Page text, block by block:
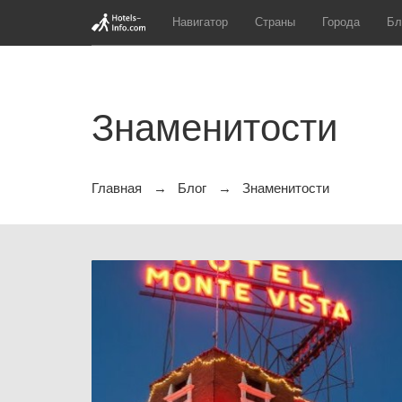
Навигатор Страны Города
Знаменитости
Главная Блог Знаменитости